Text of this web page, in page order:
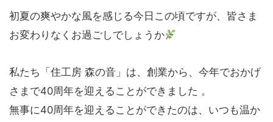
初夏の爽やかな風を感じる今日この頃ですが、皆さま
お変わりなくお過ごしでしょうか
私たち「住工房 森の音」は、創業から、今年でおかげ
さまで40周年を迎えることができました 。
無事に40周年を迎えることができたのは、いつも温か